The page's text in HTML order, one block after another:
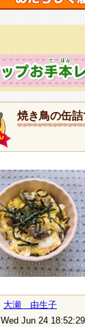
焼き鳥の缶
大瀬 由生子
Wed Jun 24